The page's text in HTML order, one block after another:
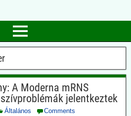
A Moderna mRNS
jelentkeztek
Általános Comments